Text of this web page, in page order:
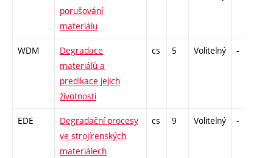
porušování
materiálu
WDM
Degradace
materiálů a
predikace jejich
životnosti
cs 5 Volitelný -
EDE
Degradační procesy
ve strojírenských
materiálech
cs 9 Volitelný -